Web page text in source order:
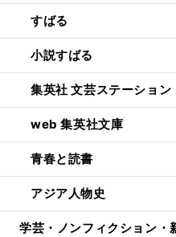
すばる
小説すばる
集英社 文芸ステーション
web 集英社文庫
青春と読書
アジア人物史
学芸・ノンフィクション・